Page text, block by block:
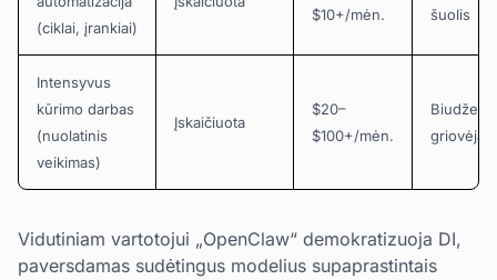
(ciklai, įrankiai)
$10+/mėn.
šuolis
Intensyvus
kūrimo darbas
(nuolatinis
veikimas)
Įskaičiuota
$20–
$100+/mėn.
Biudžeto
griovėjas
Vidutiniam vartotojui „OpenClaw“ demokratizuoja DI,
paversdamas sudėtingus modelius supaprastintais